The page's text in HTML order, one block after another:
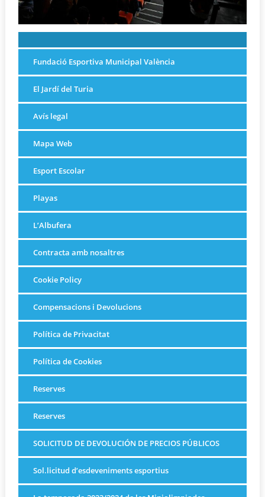
Fundació Esportiva Municipal València
El Jardí del Turia
Avís legal
Mapa Web
Esport Escolar
Playas
L’Albufera
Contracta amb nosaltres
Cookie Policy
Compensacions i Devolucions
Política de Privacitat
Política de Cookies
Reserves
Reserves
SOLICITUD DE DEVOLUCIÓN DE PRECIOS PÚBLICOS
Sol.licitud d’esdeveniments esportius